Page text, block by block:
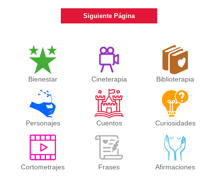
Siguiente Página
Bienestar Cineterapia Biblioterapia
Personajes Cuentos Curiosidades
Cortometrajes Frases Afirmaciones